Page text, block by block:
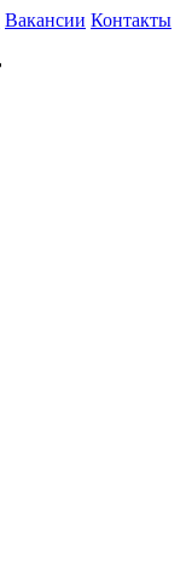
Вакансии Контакты